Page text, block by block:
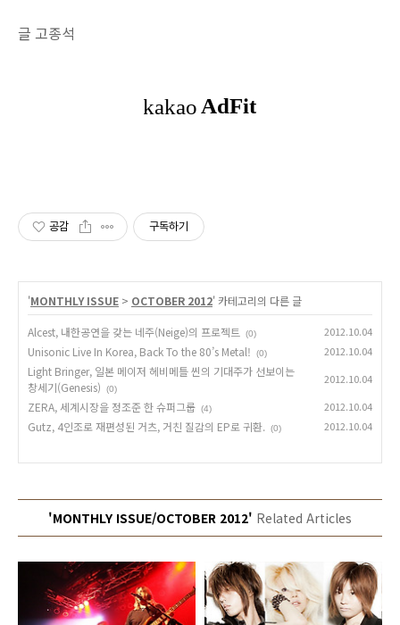
글 고종석
공감 구독하기
'MONTHLY ISSUE > OCTOBER 2012' 카테고리의 다른 글
Alcest, 내한공연을 갖는 네주(Neige)의 프로젝트 (0) 2012.10.04
Unisonic Live In Korea, Back To the 80’s Metal! (0) 2012.10.04
Light Bringer, 일본 메이저 헤비메틀 씬의 기대주가 선보이는
창세기(Genesis)
(0)
2012.10.04
ZERA, 세계시장을 정조준 한 슈퍼그룹 (4) 2012.10.04
Gutz, 4인조로 재편성된 거츠, 거친 질감의 EP로 귀환. (0) 2012.10.04
'MONTHLY ISSUE/OCTOBER 2012' Related Articles